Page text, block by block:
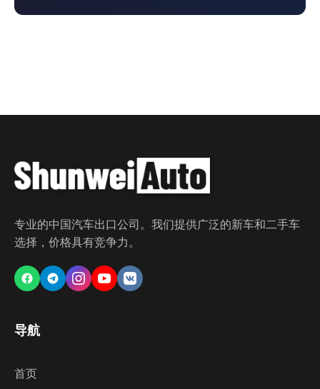
专业的中国汽车出口公司。我们提供广泛的新车和二手车
选择，价格具有竞争力。
导航
首页